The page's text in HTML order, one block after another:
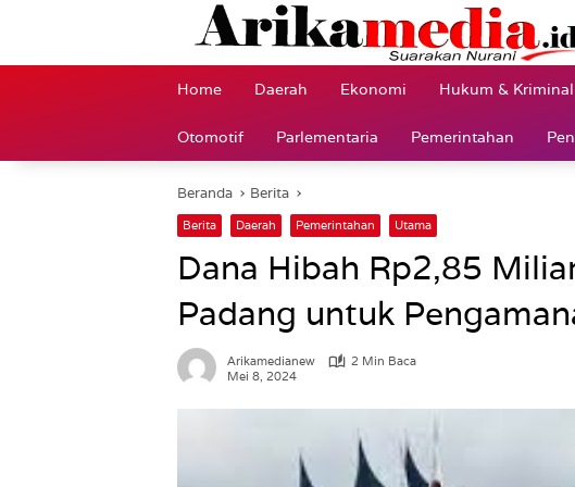
Home Daerah Ekonomi Hukum & Kriminal
Otomotif Parlementaria Pemerintahan
Beranda Berita
Berita Daerah Pemerintahan Utama
Dana Hibah Rp2,85
Padang untuk
Arikamedianew
2 Min Baca
Mei 8, 2024